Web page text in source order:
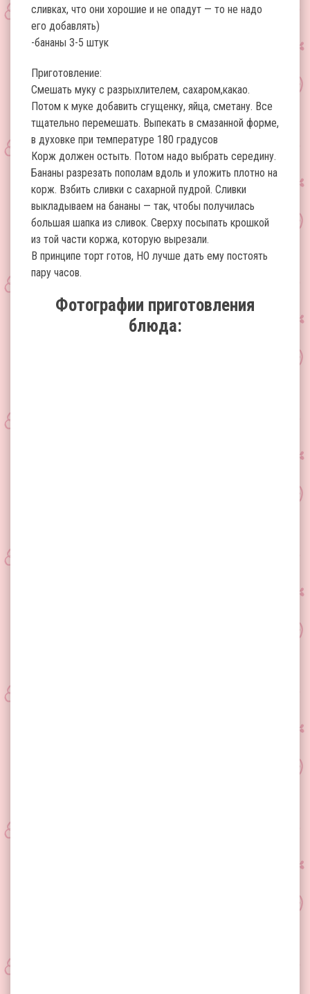
сливках, что они хорошие и не опадут — то не надо
его добавлять)
-бананы 3-5 штук
Приготовление:
Смешать муку с разрыхлителем, сахаром,какао.
Потом к муке добавить сгущенку, яйца, сметану. Все
тщательно перемешать. Выпекать в смазанной форме,
в духовке при температуре 180 градусов
Корж должен остыть. Потом надо выбрать середину.
Бананы разрезать пополам вдоль и уложить плотно на
корж. Взбить сливки с сахарной пудрой. Сливки
выкладываем на бананы — так, чтобы получилась
большая шапка из сливок. Сверху посыпать крошкой
из той части коржа, которую вырезали.
В принципе торт готов, НО лучше дать ему постоять
пару часов.
Фотографии приготовления
блюда: